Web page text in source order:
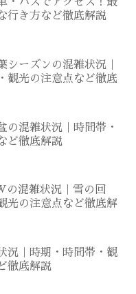
行き方など徹底解説
シーズンの混雑状況｜
観光の注意点など徹底
の混雑状況｜時間帯・
ど徹底解説
の混雑状況｜雪の回
光の注意点など徹底解
況｜時期・時間帯・観
徹底解説